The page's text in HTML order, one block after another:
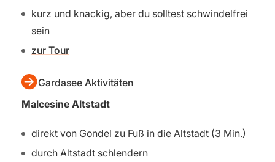
kurz und knackig, aber du solltest schwindelfrei
sein
zur Tour
Gardasee Aktivitäten
Malcesine Altstadt
direkt von Gondel zu Fuß in die Altstadt (3 Min.)
durch Altstadt schlendern